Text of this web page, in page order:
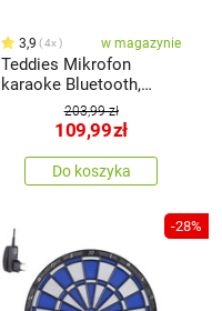
3,9 4x w magazynie
Teddies Mikrofon
karaoke Bluetooth,
złoty, nabaterie, z
kablem USB
203,99 zł
109,99zł
Do koszyka
-28%